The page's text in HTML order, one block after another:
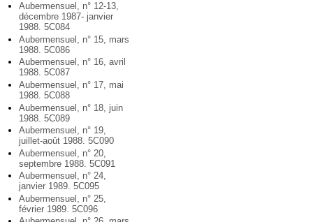
Aubermensuel, n° 12-13,
décembre 1987- janvier
1988. 5C084
Aubermensuel, n° 15, mars
1988. 5C086
Aubermensuel, n° 16, avril
1988. 5C087
Aubermensuel, n° 17, mai
1988. 5C088
Aubermensuel, n° 18, juin
1988. 5C089
Aubermensuel, n° 19,
juillet-août 1988. 5C090
Aubermensuel, n° 20,
septembre 1988. 5C091
Aubermensuel, n° 24,
janvier 1989. 5C095
Aubermensuel, n° 25,
février 1989. 5C096